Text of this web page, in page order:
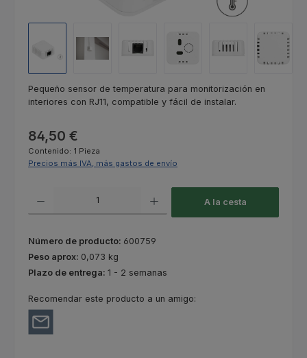
Pequeño sensor de temperatura para monitorización en
interiores con RJ11, compatible y fácil de instalar.
Precio normal:
84,50 €
Contenido: 1 Pieza
Precios más IVA, más gastos de envío
A la cesta
Número de producto: 600759
Peso aprox: 0,073 kg
Plazo de entrega: 1 - 2 semanas
Recomendar este producto a un amigo: